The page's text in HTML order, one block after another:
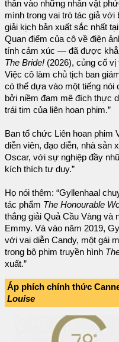
thân vào những nhân vật
mình trong vai trò tác giả với
giải kịch bản xuất sắc nhất
Quan điểm của cô về điện
tính cảm xúc — đã được
The Bride! (2026), củng cố vị
Việc cô làm chủ tịch ban
có thể dựa vào một tiếng
bởi niềm đam mê đích thực
trái tim của liên hoan phim.”
Ban tổ chức Liên hoan phim
diễn viên, đạo diễn, nhà sản
Oscar, với sự nghiệp đầy
kích thích tư duy.”
Họ nói thêm: “Gyllenhaal
tác phẩm The Honourable
thắng giải Quả Cầu Vàng
Emmy. Và vào năm 2019,
với vai diễn Candy, một gái
trong bộ phim truyền hình
xuất.”
Áp phích chính thức
Louise